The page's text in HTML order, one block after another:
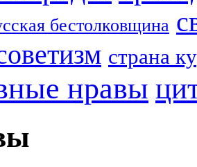
бестолковщина
страна
нравы